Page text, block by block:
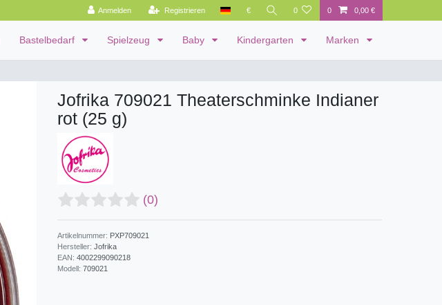
Anmelden Registrieren € 0 0 0,00 €
Bastelbedarf Spielzeug Baby Kindergarten Marken
Jofrika 709021 Theaterschminke Indianer
rot (25 g)
(0)
Artikelnummer: PXP709021
Hersteller: Jofrika
EAN: 4002299090218
Modell: 709021